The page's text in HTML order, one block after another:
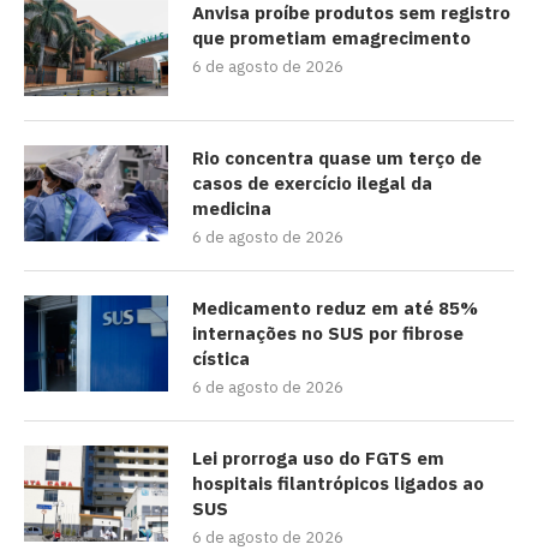
Anvisa proíbe produtos sem registro
que prometiam emagrecimento
6 de agosto de 2026
Rio concentra quase um terço de
casos de exercício ilegal da
medicina
6 de agosto de 2026
Medicamento reduz em até 85%
internações no SUS por fibrose
cística
6 de agosto de 2026
Lei prorroga uso do FGTS em
hospitais filantrópicos ligados ao
SUS
6 de agosto de 2026